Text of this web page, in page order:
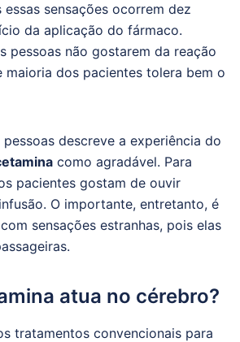
essas sensações ocorrem dez
da aplicação do fármaco.
pessoas não gostarem da reação
maioria dos pacientes tolera bem o
descreve a experiência do
como agradável. Para
pacientes gostam de ouvir
O importante, entretanto, é
sensações estranhas, pois elas
atua no cérebro?
tratamentos convencionais para